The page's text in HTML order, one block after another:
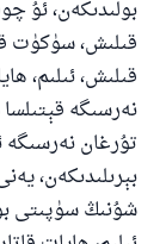
بولىدىكەن، ئۇ
قىلىش، سۈكۈت
قىلىش، ئىلىم،
نەرسىگە
تۇرغان نەرسىگە
بېرىلىدىكەن،
شۇنىڭ سۈپىتى